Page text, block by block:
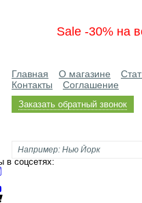
Sale -30% на
Главная О магазине
Контакты
Соглашение
Заказать обратный звонок
в соцсетях: